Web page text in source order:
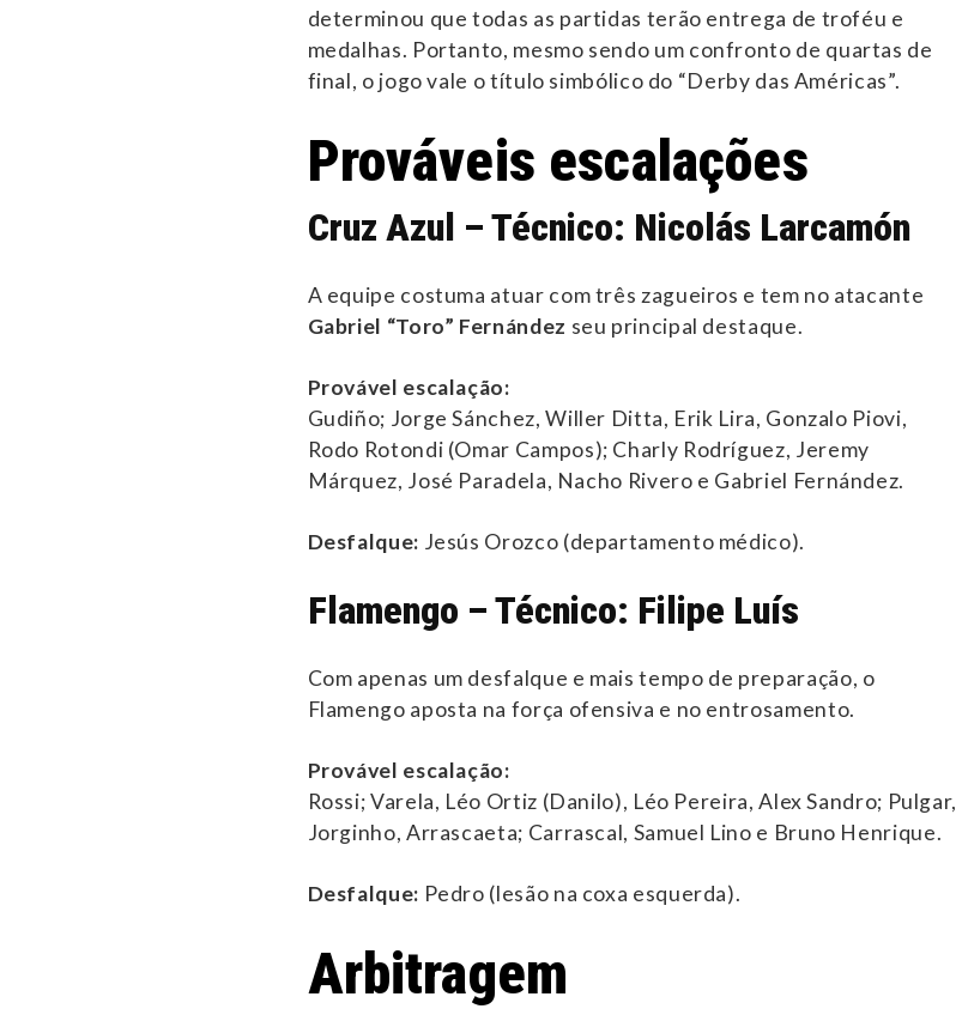
determinou que todas as partidas terão entrega de troféu e
medalhas. Portanto, mesmo sendo um confronto de quartas de
final, o jogo vale o título simbólico do “Derby das Américas”.
Prováveis escalações
Cruz Azul – Técnico: Nicolás Larcamón
A equipe costuma atuar com três zagueiros e tem no atacante
Gabriel “Toro” Fernández seu principal destaque.
Provável escalação:
Gudiño; Jorge Sánchez, Willer Ditta, Erik Lira, Gonzalo Piovi,
Rodo Rotondi (Omar Campos); Charly Rodríguez, Jeremy
Márquez, José Paradela, Nacho Rivero e Gabriel Fernández.
Desfalque: Jesús Orozco (departamento médico).
Flamengo – Técnico: Filipe Luís
Com apenas um desfalque e mais tempo de preparação, o
Flamengo aposta na força ofensiva e no entrosamento.
Provável escalação:
Rossi; Varela, Léo Ortiz (Danilo), Léo Pereira, Alex Sandro; Pulgar,
Jorginho, Arrascaeta; Carrascal, Samuel Lino e Bruno Henrique.
Desfalque: Pedro (lesão na coxa esquerda).
Arbitragem